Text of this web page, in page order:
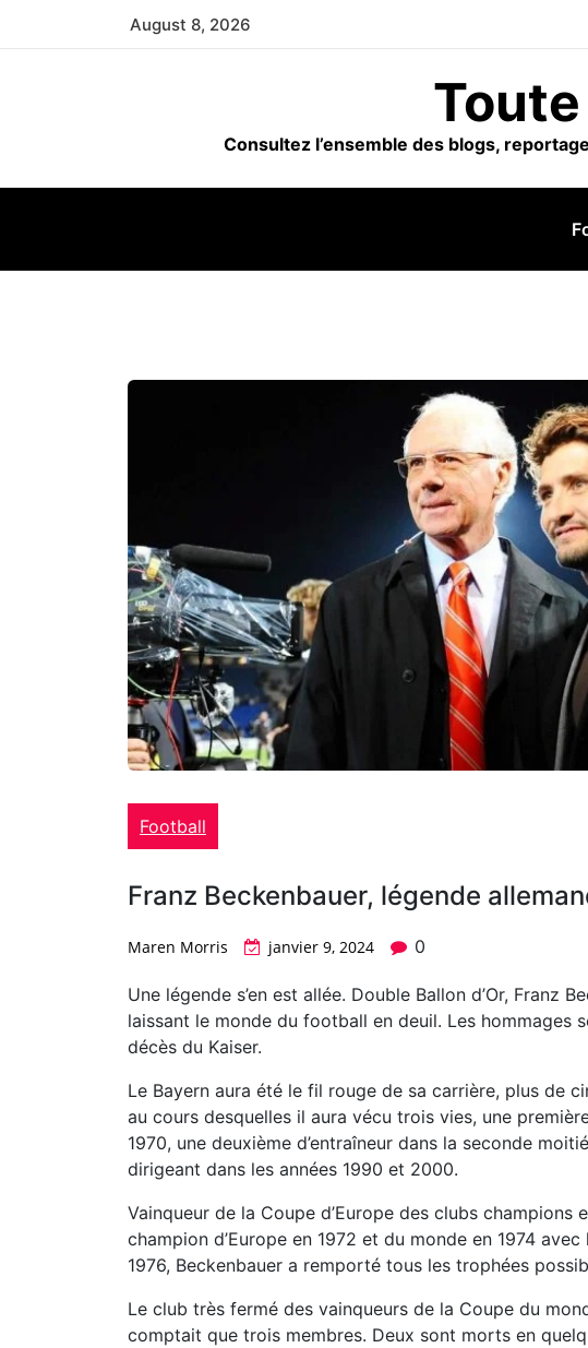
August 8, 2026
Consultez l’ensemble des blogs,
Football
Franz Beckenbauer, légende
Maren Morris janvier 9, 2024 0
Une légende s’en est allée. Double Ballon d’Or, Franz
laissant le monde du football en deuil. Les hommages
décès du Kaiser.
Le Bayern aura été le fil rouge de sa carrière, plus de
au cours desquelles il aura vécu trois vies, une
1970, une deuxième d’entraîneur dans la seconde
dirigeant dans les années 1990 et 2000.
Vainqueur de la Coupe d’Europe des clubs champions
champion d’Europe en 1972 et du monde en 1974
1976, Beckenbauer a remporté tous les trophées
Le club très fermé des vainqueurs de la Coupe du
comptait que trois membres. Deux sont morts en